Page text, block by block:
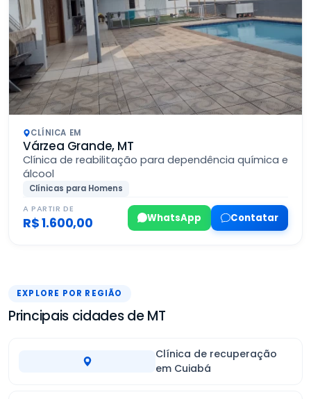
CLÍNICA EM
Várzea Grande, MT
Clínica de reabilitação para dependência química e
álcool
Clínicas para Homens
A PARTIR DE
R$ 1.600,00 WhatsApp Contatar
EXPLORE POR REGIÃO
Principais cidades de MT
Clínica de recuperação
em Cuiabá